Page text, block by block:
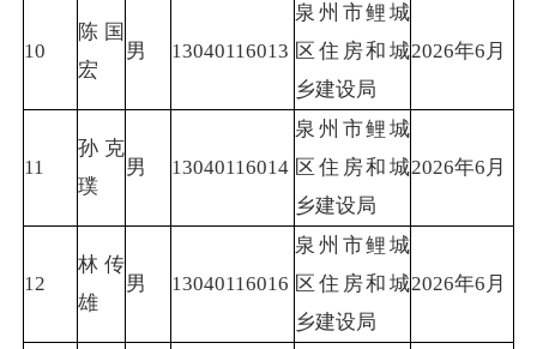
10
陈国
宏
男 13040116013
泉州市鲤城
区住房和城
乡建设局
2026年6月
11
孙克
璞
男 13040116014
泉州市鲤城
区住房和城
乡建设局
2026年6月
12
林传
雄
男 13040116016
泉州市鲤城
区住房和城
乡建设局
2026年6月